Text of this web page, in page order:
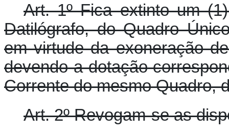
Art. 1º Fica extinto um
Datilógrafo, do Quadro
em virtude da exoneração
devendo a dotação
Corrente do mesmo Quadro,
Art. 2º Revogam-se as